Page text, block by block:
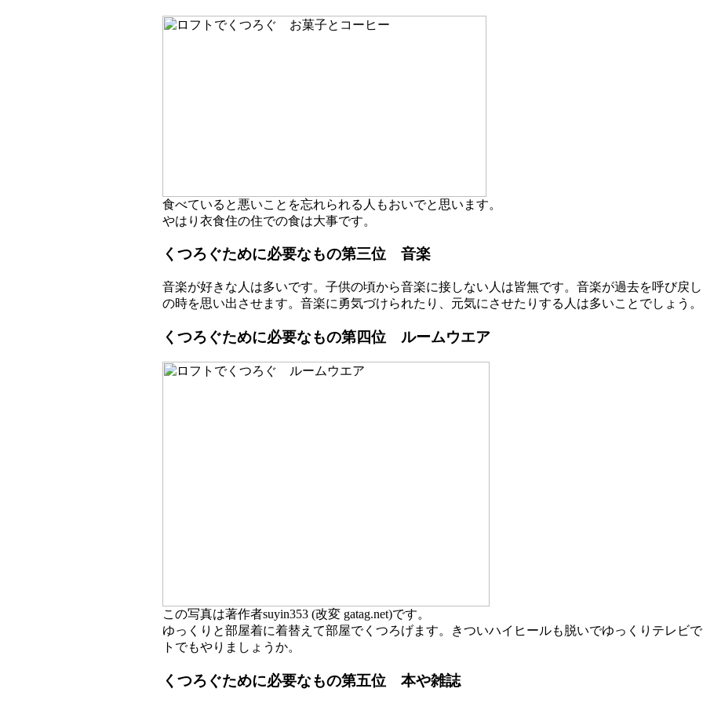
食べていると悪いことを忘れられる人もおいでと思います。
やはり衣食住の住での食は大事です。
くつろぐために必要なもの第三位 音楽
音楽が好きな人は多いです。子供の頃から音楽に接しない人は皆無です。音楽が過去を呼び戻
の時を思い出させます。音楽に勇気づけられたり、元気にさせたりする人は多いことでしょう。
くつろぐために必要なもの第四位 ルームウエア
この写真は著作者suyin353 (改変 gatag.net)です。
ゆっくりと部屋着に着替えて部屋でくつろげます。きついハイヒールも脱いでゆっくりテレビ
トでもやりましょうか。
くつろぐために必要なもの第五位 本や雑誌